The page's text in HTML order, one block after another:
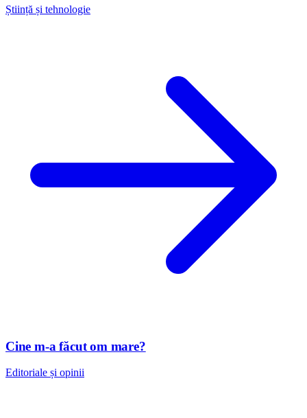
Știință și tehnologie
Cine m-a făcut om mare?
Editoriale și opinii